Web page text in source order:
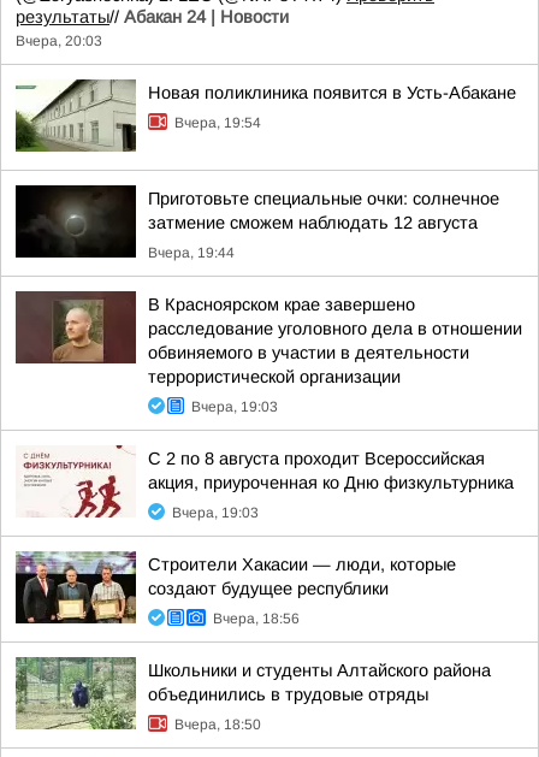
результаты// Абакан 24 | Новости
Вчера, 20:03
Новая поликлиника появится в Усть-Абакане
Вчера, 19:54
Приготовьте специальные очки: солнечное
затмение сможем наблюдать 12 августа
Вчера, 19:44
В Красноярском крае завершено
расследование уголовного дела в отношении
обвиняемого в участии в деятельности
террористической организации
Вчера, 19:03
С 2 по 8 августа проходит Всероссийская
акция, приуроченная ко Дню физкультурника
Вчера, 19:03
Строители Хакасии — люди, которые
создают будущее республики
Вчера, 18:56
Школьники и студенты Алтайского района
объединились в трудовые отряды
Вчера, 18:50